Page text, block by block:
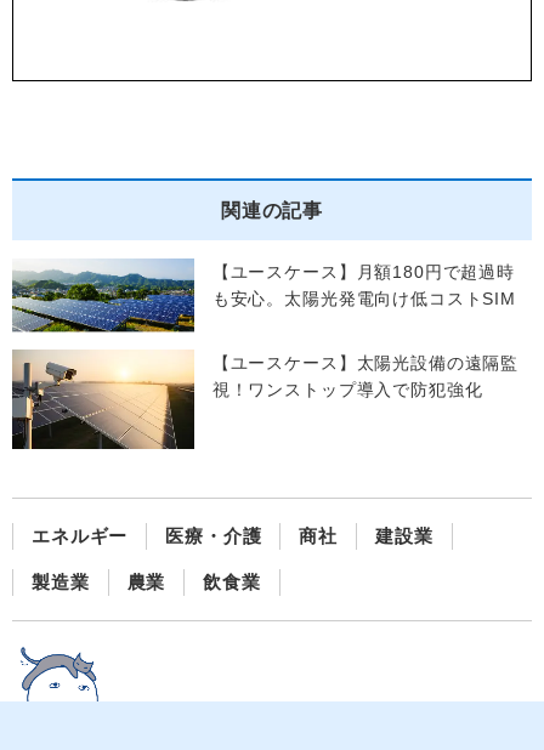
関連の記事
【ユースケース】月額180円で超過時
も安心。太陽光発電向け低コストSIM
【ユースケース】太陽光設備の遠隔監
視！ワンストップ導入で防犯強化
エネルギー 医療・介護 商社 建設業
製造業 農業 飲食業